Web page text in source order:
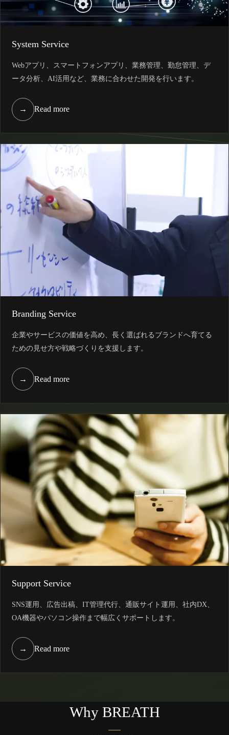
System Service
Webアプリ、スマートフォンアプリ、業務管理、勤怠管理、デ
ータ分析、AI活用など、業務に合わせた開発を行います。
→ Read more
Branding Service
企業やサービスの価値を高め、長く選ばれるブランドへ育てる
ための見せ方や戦略づくりを支援します。
→ Read more
Support Service
SNS運用、広告出稿、IT管理代行、通販サイト運用、社内DX、
OA機器やパソコン操作まで幅広くサポートします。
→ Read more
Why BREATH